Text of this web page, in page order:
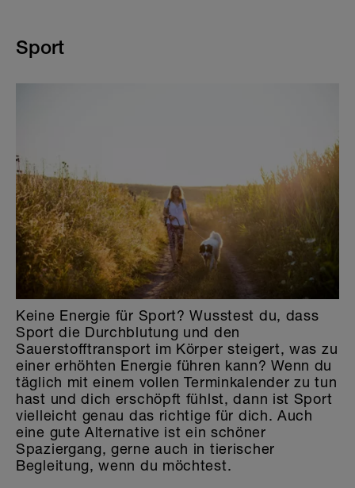
Sport
Keine Energie für Sport? Wusstest du, dass
Sport die Durchblutung und den
Sauerstofftransport im Körper steigert, was zu
einer erhöhten Energie führen kann? Wenn du
täglich mit einem vollen Terminkalender zu tun
hast und dich erschöpft fühlst, dann ist Sport
vielleicht genau das richtige für dich. Auch
eine gute Alternative ist ein schöner
Spaziergang, gerne auch in tierischer
Begleitung, wenn du möchtest.